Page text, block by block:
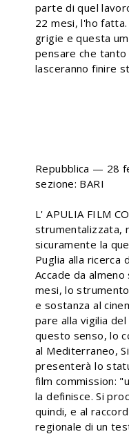
parte di quel
22 mesi, l'ho
grigie e questa
pensare che tanto
lasceranno finire
Repubblica — 28
sezione: BARI
L' APULIA FILM
strumentalizzata,
sicuramente la
Puglia alla ricerca
Accade da
mesi, lo
e sostanza al
pare alla vigilia
questo senso, lo
al Mediterraneo,
presenterà lo
film commission:
la definisce. Si
quindi, e al
regionale di un